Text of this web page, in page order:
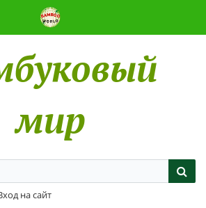
мир
на сайт